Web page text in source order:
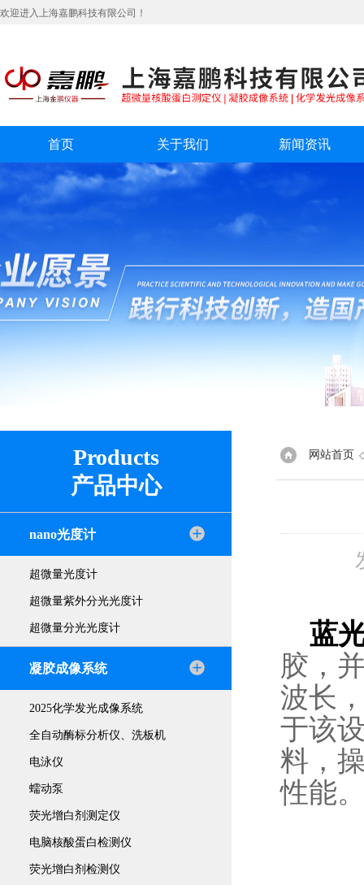
欢迎进入上海嘉鹏科技有限公司！
首页 关于我们 新闻资讯
Products
产品中心
nano光度计
超微量光度计
超微量紫外分光光度计
超微量分光光度计
凝胶成像系统
2025化学发光成像系统
全自动酶标分析仪、洗板机
电泳仪
蠕动泵
荧光增白剂测定仪
电脑核酸蛋白检测仪
荧光增白剂检测仪
网站首页
蓝
胶，
波长
于该
料，
性能